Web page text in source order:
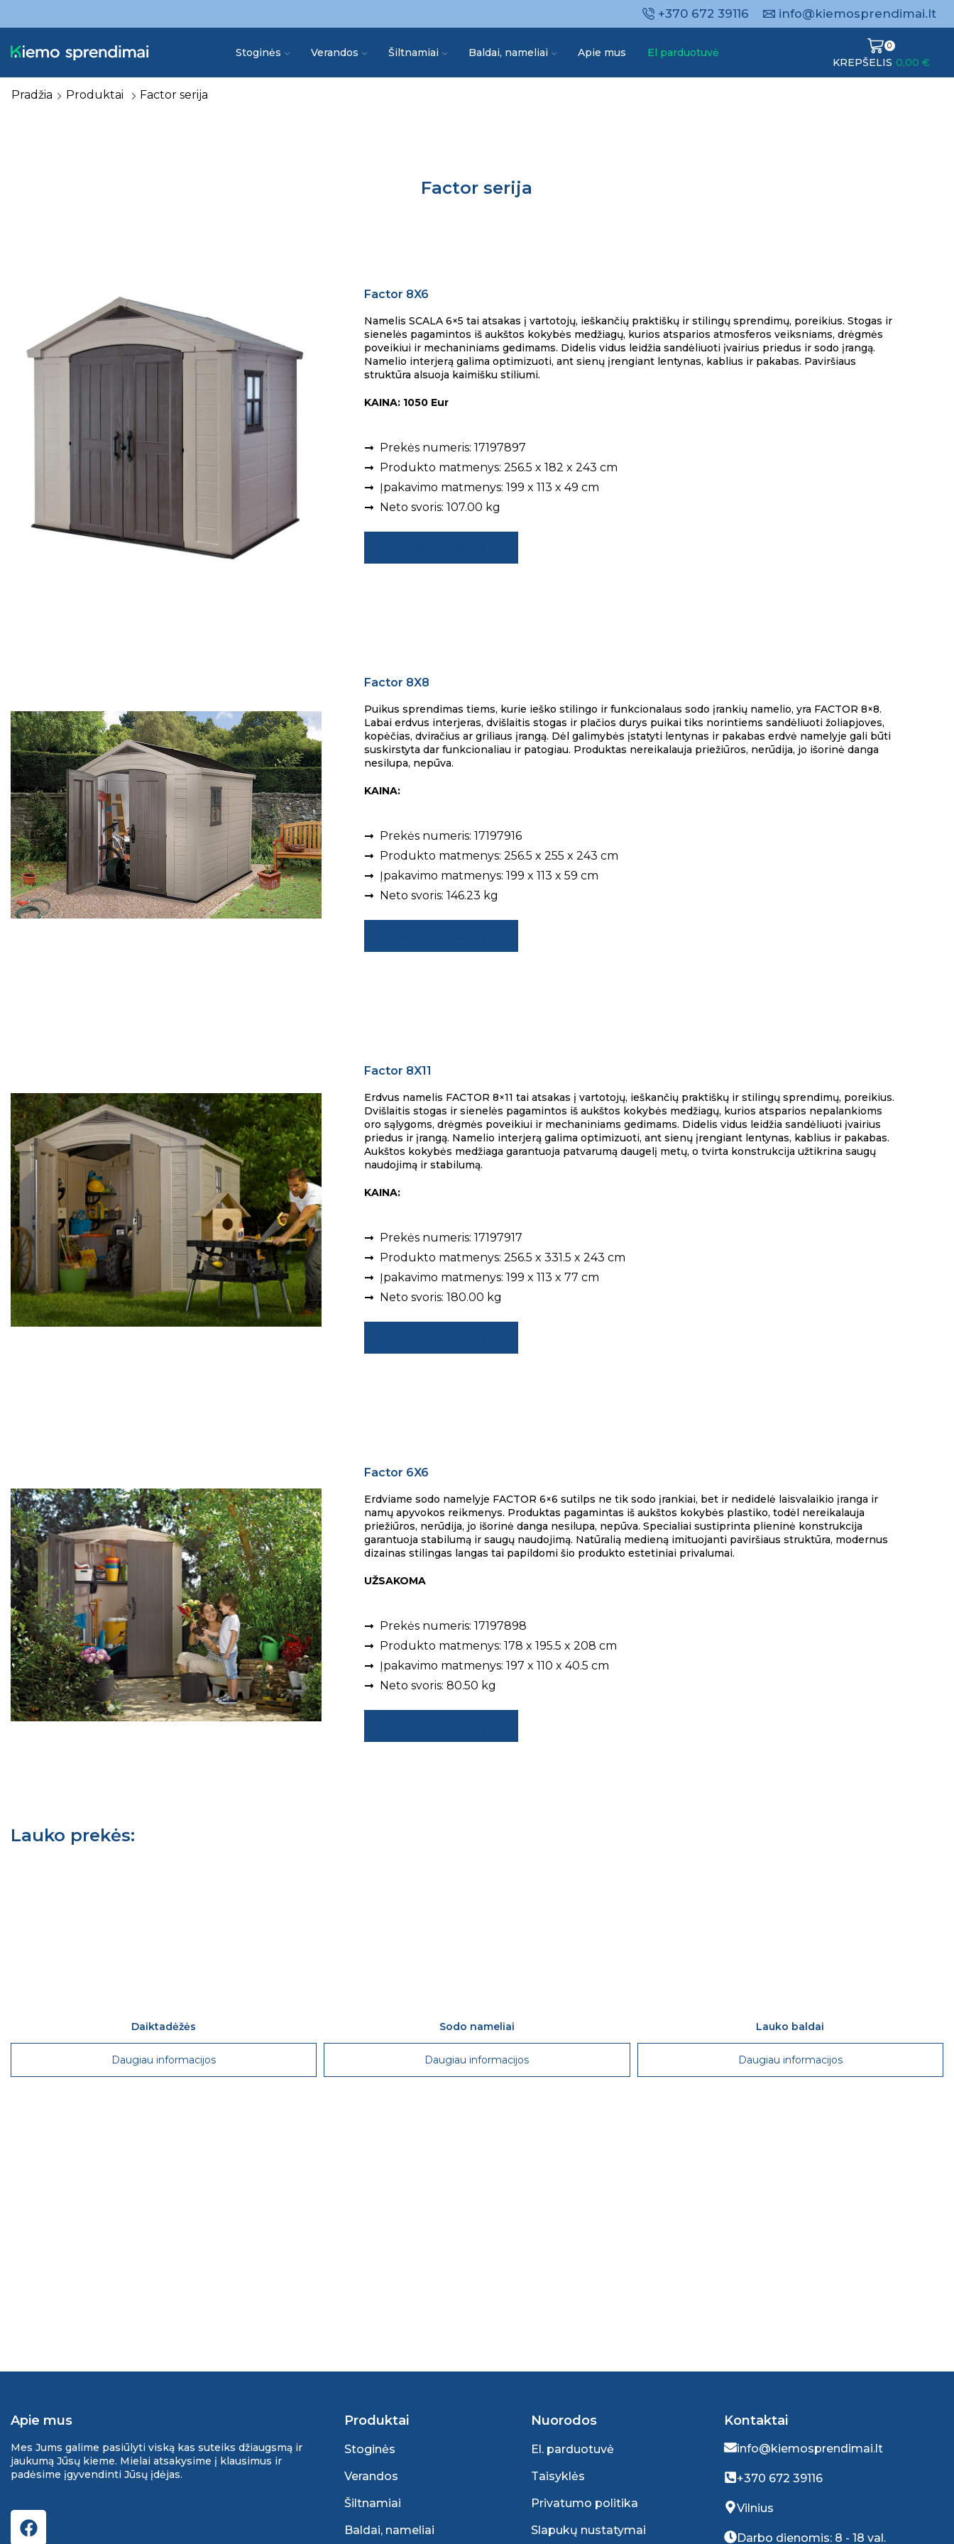
+370 672 39116 info@kiemosprendimai.lt
Stoginės Verandos Šiltnamiai Baldai, nameliai Apie mus El parduotuvė
0
KREPŠELIS 0,00 €
Pradžia Produktai Factor serija
Factor serija
Factor 8X6
Namelis SCALA 6×5 tai atsakas į vartotojų, ieškančių praktiškų ir stilingų sprendimų, poreikius. Stogas ir
sienelės pagamintos iš aukštos kokybės medžiagų, kurios atsparios atmosferos veiksniams, drėgmės
poveikiui ir mechaniniams gedimams. Didelis vidus leidžia sandėliuoti įvairius priedus ir sodo įrangą.
Namelio interjerą galima optimizuoti, ant sienų įrengiant lentynas, kablius ir pakabas. Paviršiaus
struktūra alsuoja kaimišku stiliumi.
KAINA: 1050 Eur
Prekės numeris: 17197897
Produkto matmenys: 256.5 x 182 x 243 cm
Įpakavimo matmenys: 199 x 113 x 49 cm
Neto svoris: 107.00 kg
Factor 8X8
Puikus sprendimas tiems, kurie ieško stilingo ir funkcionalaus sodo įrankių namelio, yra FACTOR 8×8.
Labai erdvus interjeras, dvišlaitis stogas ir plačios durys puikai tiks norintiems sandėliuoti žoliapjoves,
kopėčias, dviračius ar griliaus įrangą. Dėl galimybės įstatyti lentynas ir pakabas erdvė namelyje gali būti
suskirstyta dar funkcionaliau ir patogiau. Produktas nereikalauja priežiūros, nerūdija, jo išorinė danga
nesilupa, nepūva.
KAINA:
Prekės numeris: 17197916
Produkto matmenys: 256.5 x 255 x 243 cm
Įpakavimo matmenys: 199 x 113 x 59 cm
Neto svoris: 146.23 kg
Factor 8X11
Erdvus namelis FACTOR 8×11 tai atsakas į vartotojų, ieškančių praktiškų ir stilingų sprendimų, poreikius.
Dvišlaitis stogas ir sienelės pagamintos iš aukštos kokybės medžiagų, kurios atsparios nepalankioms
oro sąlygoms, drėgmės poveikiui ir mechaniniams gedimams. Didelis vidus leidžia sandėliuoti įvairius
priedus ir įrangą. Namelio interjerą galima optimizuoti, ant sienų įrengiant lentynas, kablius ir pakabas.
Aukštos kokybės medžiaga garantuoja patvarumą daugelį metų, o tvirta konstrukcija užtikrina saugų
naudojimą ir stabilumą.
KAINA:
Prekės numeris: 17197917
Produkto matmenys: 256.5 x 331.5 x 243 cm
Įpakavimo matmenys: 199 x 113 x 77 cm
Neto svoris: 180.00 kg
Factor 6X6
Erdviame sodo namelyje FACTOR 6×6 sutilps ne tik sodo įrankiai, bet ir nedidelė laisvalaikio įranga ir
namų apyvokos reikmenys. Produktas pagamintas iš aukštos kokybės plastiko, todėl nereikalauja
priežiūros, nerūdija, jo išorinė danga nesilupa, nepūva. Specialiai sustiprinta plieninė konstrukcija
garantuoja stabilumą ir saugų naudojimą. Natūralią medieną imituojanti paviršiaus struktūra, modernus
dizainas stilingas langas tai papildomi šio produkto estetiniai privalumai.
UŽSAKOMA
Prekės numeris: 17197898
Produkto matmenys: 178 x 195.5 x 208 cm
Įpakavimo matmenys: 197 x 110 x 40.5 cm
Neto svoris: 80.50 kg
Lauko prekės:
Daiktadėžės Sodo nameliai Lauko baldai
Apie mus
Mes Jums galime pasiūlyti viską kas suteiks džiaugsmą ir
jaukumą Jūsų kieme. Mielai atsakysime į klausimus ir
padėsime įgyvendinti Jūsų įdėjas.
Produktai
Stoginės
Verandos
Šiltnamiai
Baldai, nameliai
Nuorodos
El. parduotuvė
Taisyklės
Privatumo politika
Slapukų nustatymai
Kontaktai
info@kiemosprendimai.lt
+370 672 39116
Vilnius
Darbo dienomis: 8 - 18 val.